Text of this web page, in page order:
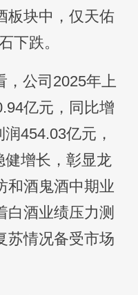
板块中，仅天佑
下跌。
，公司2025年上
亿元，同比增
454.03亿元，
健增长，彰显龙
和酒鬼酒中期业
白酒业绩压力测
苏情况备受市场